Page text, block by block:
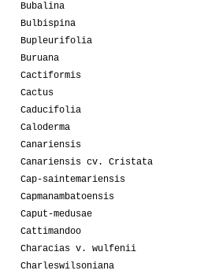
Bubalina
Bulbispina
Bupleurifolia
Buruana
Cactiformis
Cactus
Caducifolia
Caloderma
Canariensis
Canariensis cv. Cristata
Cap-saintemariensis
Capmanambatoensis
Caput-medusae
Cattimandoo
Characias v. wulfenii
Charleswilsoniana